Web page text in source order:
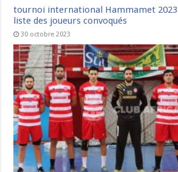
tournoi international Hammamet
liste des joueurs convoqués
30 octobre 2023